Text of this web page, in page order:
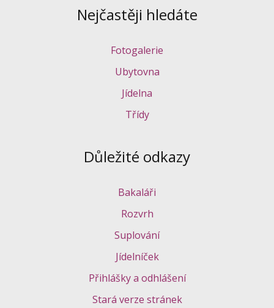
Nejčastěji hledáte
Fotogalerie
Ubytovna
Jídelna
Třídy
Důležité odkazy
Bakaláři
Rozvrh
Suplování
Jídelníček
Přihlášky a odhlášení
Stará verze stránek